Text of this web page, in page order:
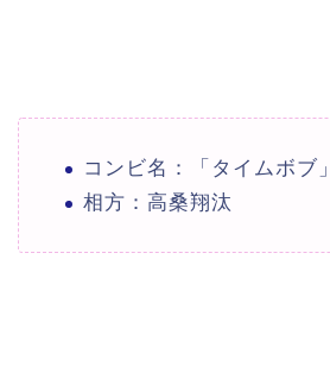
コンビ名：「タイムボブ」
相方：高桑翔汰